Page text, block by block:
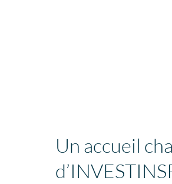
Un accueil